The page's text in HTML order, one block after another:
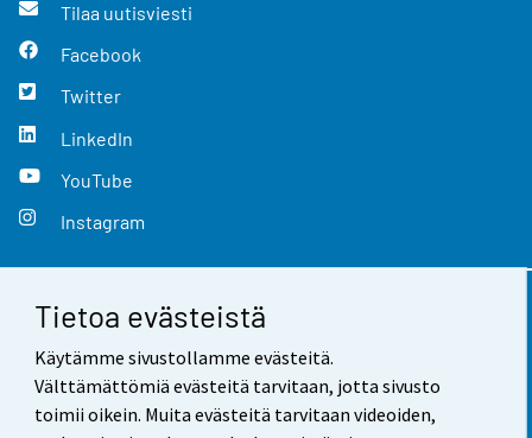
Tietoa evästeistä
Käytämme sivustollamme evästeitä.
Välttämättömiä evästeitä tarvitaan, jotta sivusto
toimii oikein. Muita evästeitä tarvitaan videoiden,
Tilaa uutisviesti
Facebook
Twitter
LinkedIn
YouTube
Instagram
Yhteystiedot
Palaute
Käyttöehdot